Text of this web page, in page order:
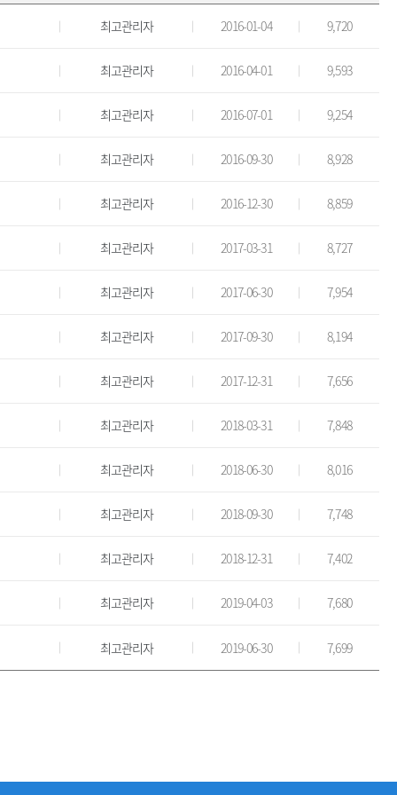
최고관리자 2016-01-04 9,720
최고관리자 2016-04-01 9,593
최고관리자 2016-07-01 9,254
최고관리자 2016-09-30 8,928
최고관리자 2016-12-30 8,859
최고관리자 2017-03-31 8,727
최고관리자 2017-06-30 7,954
최고관리자 2017-09-30 8,194
최고관리자 2017-12-31 7,656
최고관리자 2018-03-31 7,848
최고관리자 2018-06-30 8,016
최고관리자 2018-09-30 7,748
최고관리자 2018-12-31 7,402
최고관리자 2019-04-03 7,680
최고관리자 2019-06-30 7,699